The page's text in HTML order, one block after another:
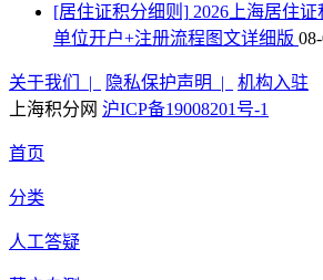
[居住证积分细则] 2026上海居住证
单位开户+注册流程图文详细版
关于我们 | 隐私保护声明 |
机构入驻
上海积分网 沪ICP备19008201号-1
首页
分类
人工答疑